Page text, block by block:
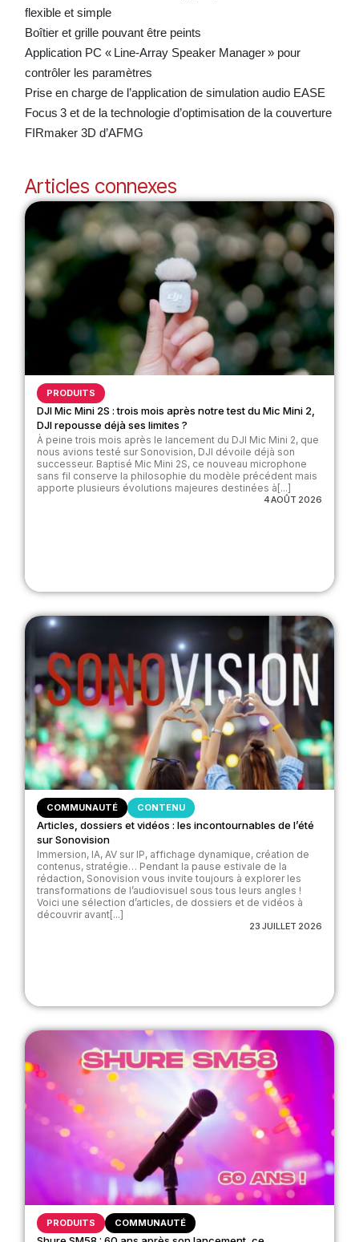
flexible et simple
Boîtier et grille pouvant être peints
Application PC « Line-Array Speaker Manager » pour
contrôler les paramètres
Prise en charge de l’application de simulation audio EASE
Focus 3 et de la technologie d’optimisation de la couverture
FIRmaker 3D d’AFMG
Articles connexes
PRODUITS
DJI Mic Mini 2S : trois mois après notre test du Mic Mini 2,
DJI repousse déjà ses limites ?
À peine trois mois après le lancement du DJI Mic Mini 2, que
nous avions testé sur Sonovision, DJI dévoile déjà son
successeur. Baptisé Mic Mini 2S, ce nouveau microphone
sans fil conserve la philosophie du modèle précédent mais
apporte plusieurs évolutions majeures destinées à[...]
4 AOÛT 2026
COMMUNAUTÉ CONTENU
Articles, dossiers et vidéos : les incontournables de l’été
sur Sonovision
Immersion, IA, AV sur IP, affichage dynamique, création de
contenus, stratégie… Pendant la pause estivale de la
rédaction, Sonovision vous invite toujours à explorer les
transformations de l’audiovisuel sous tous leurs angles !
Voici une sélection d’articles, de dossiers et de vidéos à
découvrir avant[...]
23 JUILLET 2026
PRODUITS COMMUNAUTÉ